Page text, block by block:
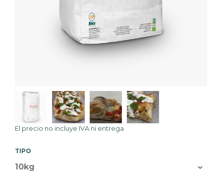
El precio no incluye IVA ni entrega
TIPO